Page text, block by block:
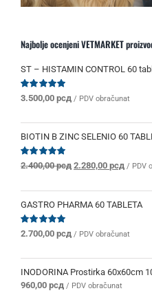
Najbolje ocenjeni VETMARKET
ST – HISTAMIN CONTROL 60
Ocenjeno
od 5
3.500,00 рсд / PDV obračunat
BIOTIN B ZINC SELENIO 60
Ocenjeno
od 5
2.400,00рсд Originalna
je
bila:
2.280,00 рсд
je:
/ PDV
GASTRO PHARMA 60 TABLETA
Ocenjeno
od 5
2.700,00 рсд / PDV obračunat
INODORINA Prostirka 60x60cm
960,00 рсд / PDV obračunat